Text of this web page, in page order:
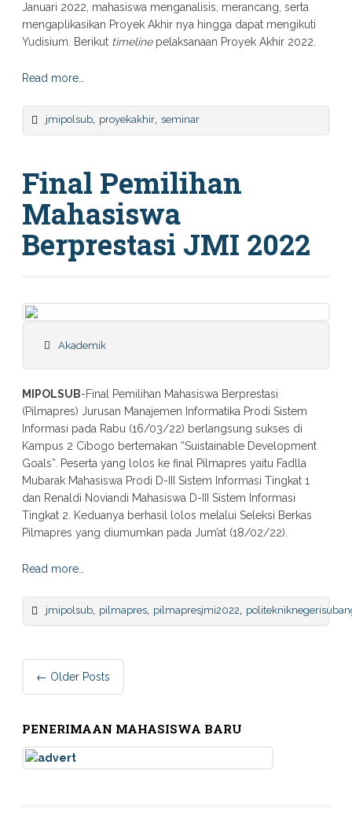
Januari 2022, mahasiswa menganalisis, merancang, serta
mengaplikasikan Proyek Akhir nya hingga dapat mengikuti
Yudisium. Berikut timelinepelaksanaan Proyek Akhir 2022.
Read more…
jmipolsub, proyekakhir, seminar
Final Pemilihan
Mahasiswa
Berprestasi JMI 2022
Akademik
MIPOLSUB-Final Pemilihan Mahasiswa Berprestasi
(Pilmapres) Jurusan Manajemen Informatika Prodi Sistem
Informasi pada Rabu (16/03/22) berlangsung sukses di
Kampus 2 Cibogo bertemakan “Suistainable Development
Goals”. Peserta yang lolos ke final Pilmapres yaitu Fadlla
Mubarak Mahasiswa Prodi D-III Sistem Informasi Tingkat 1
dan Renaldi Noviandi Mahasiswa D-III Sistem Informasi
Tingkat 2. Keduanya berhasil lolos melalui Seleksi Berkas
Pilmapres yang diumumkan pada Jum’at (18/02/22).
Read more…
jmipolsub, pilmapres, pilmapresjmi2022
Post
navigation
← Older Posts
PENERIMAAN MAHASISWA BARU